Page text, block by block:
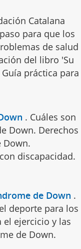
Catalana
para que los
de salud
del libro 'Su
práctica para
. Cuáles son
Down. Derechos
Down.
discapacidad.
de Down .
deporte para los
el ejercicio y las
de Down.